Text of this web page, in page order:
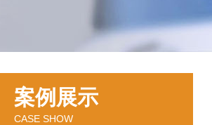
案例展示
CASE SHOW